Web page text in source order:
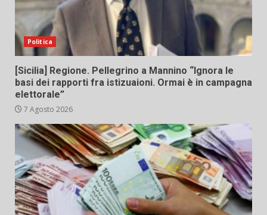
Politica
[Sicilia] Regione. Pellegrino a Mannino “Ignora le
basi dei rapporti fra istizuaioni. Ormai è in campagna
elettorale”
7 Agosto 2026